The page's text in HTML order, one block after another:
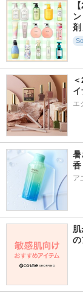
剤
エ
暑
香
ア
の